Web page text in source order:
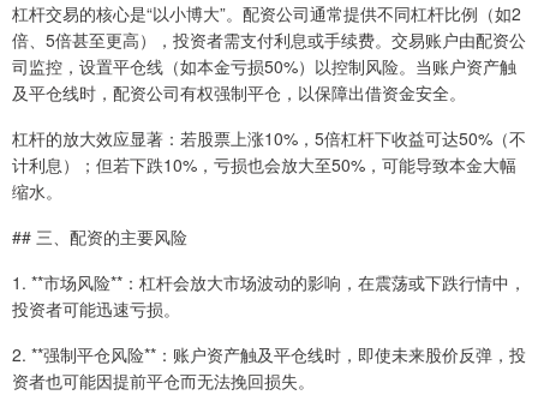
杠杆交易的核心是“以小博大”。配资公司通常提供不同杠杆比例（如2
倍、5倍甚至更高），投资者需支付利息或手续费。交易账户由配资公
司监控，设置平仓线（如本金亏损50%）以控制风险。当账户资产触
及平仓线时，配资公司有权强制平仓，以保障出借资金安全。
杠杆的放大效应显著：若股票上涨10%，5倍杠杆下收益可达50%（不
计利息）；但若下跌10%，亏损也会放大至50%，可能导致本金大幅
缩水。
## 三、配资的主要风险
1. **市场风险**：杠杆会放大市场波动的影响，在震荡或下跌行情中，
投资者可能迅速亏损。
2. **强制平仓风险**：账户资产触及平仓线时，即使未来股价反弹，投
资者也可能因提前平仓而无法挽回损失。